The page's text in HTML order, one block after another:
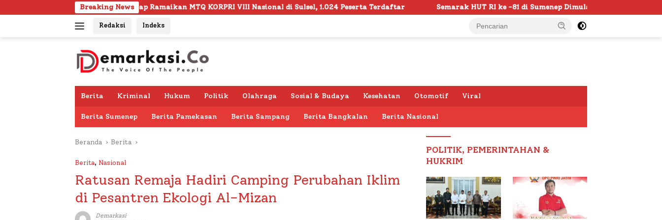
ke
Breaking News
Kafilah Siap Ramaikan MTQ KORPRI VIII Nasional di Sulsel, 1.024 Peserta Terdaftar Semarak HUT RI ke -81 di Sumenep Dimulai, Bupati Fauzi Awali dengan Doa untuk
Redaksi Indeks
Berita Kriminal Hukum Politik Olahraga Sosial & Budaya Kesehatan Otomotif Viral
Berita Sumenep Berita Pamekasan Berita Sampang Berita Bangkalan Berita Nasional
Beranda Berita
Berita, Nasional
Ratusan Remaja Hadiri Camping Perubahan Iklim
di Pesantren Ekologi Al-Mizan
Demarkasi
POLITIK, PEMERINTAHAN &
HUKRIM